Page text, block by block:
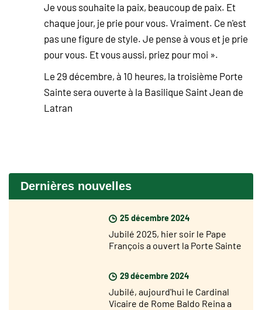
Je vous souhaite la paix, beaucoup de paix. Et
chaque jour, je prie pour vous. Vraiment. Ce n'est
pas une figure de style. Je pense à vous et je prie
pour vous. Et vous aussi, priez pour moi ».
Le 29 décembre, à 10 heures, la troisième Porte
Sainte sera ouverte à la Basilique Saint Jean de
Latran
Dernières nouvelles
25 décembre 2024
Jubilé 2025, hier soir le Pape
François a ouvert la Porte Sainte
29 décembre 2024
Jubilé, aujourd'hui le Cardinal
Vicaire de Rome Baldo Reina a